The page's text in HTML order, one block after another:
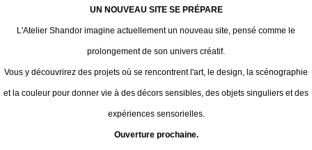
UN NOUVEAU SITE SE PRÉPARE
L'Atelier Shandor imagine actuellement un nouveau site, pensé comme le
prolongement de son univers créatif.
Vous y découvrirez des projets où se rencontrent l'art, le design, la scénographie
et la couleur pour donner vie à des décors sensibles, des objets singuliers et des
expériences sensorielles.
Ouverture prochaine.